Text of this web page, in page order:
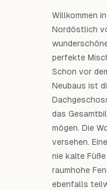
Willkommen
Nordöstlich
perfekte
Schon vor
Neubaus ist
das
mögen. Die
versehen.
nie kalte
raumhohe
ebenfalls